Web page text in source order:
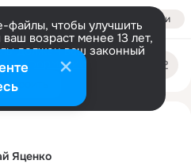
Войти
файлы, чтобы улучшить
возраст менее 13 лет,
должен ваш законный
информации
Яценко